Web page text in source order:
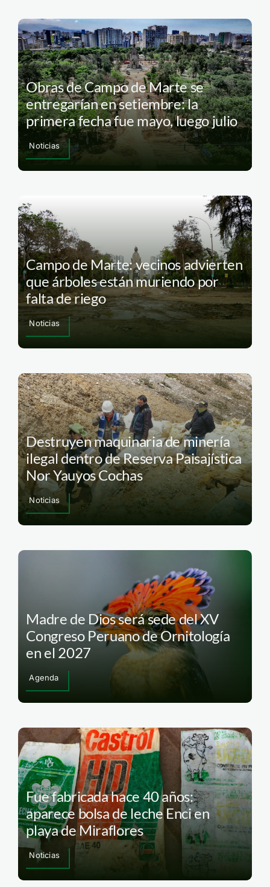
Obras de Campo de Marte se
entregarían en setiembre: la
primera fecha fue mayo, luego julio
Noticias
Campo de Marte: vecinos advierten
que árboles están muriendo por
falta de riego
Noticias
Destruyen maquinaria de minería
ilegal dentro de Reserva Paisajística
Nor Yauyos Cochas
Noticias
Madre de Dios será sede del XV
Congreso Peruano de Ornitología
en el 2027
Agenda
Fue fabricada hace 40 años:
aparece bolsa de leche Enci en
playa de Miraflores
Noticias